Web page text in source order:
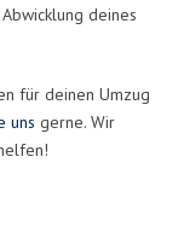
deines
für deinen Umzug
uns gerne. Wir